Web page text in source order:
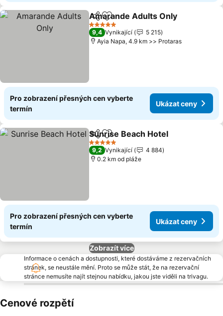
SdíletPřidat na seznam oblíbených
Amarande Adults Only
5 Počet hvězdiček
9,4 Vynikající
5 215
Ayia Napa, 4.9 km >> Protaras
Pro zobrazení přesných cen vyberte
termín
Ukázat ceny
SdíletPřidat na seznam oblíbených
Sunrise Beach Hotel
5 Počet hvězdiček
9,2 Vynikající
4 884
0.2 km od pláže
Pro zobrazení přesných cen vyberte
termín
Ukázat ceny
Zobrazít více
Informace o cenách a dostupnosti, které dostáváme z rezervačních
stránek, se neustále mění. Proto se může stát, že na rezervační
stránce nemusíte najít stejnou nabídku, jakou jste viděli na trivagu.
Cenové rozpětí